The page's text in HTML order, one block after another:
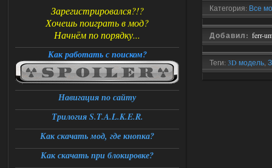
Категория: Все
Добавил: ferr-
Теги: 3D модель
Зарегистрировался?!?
Хочешь поиграть в мод?
Начнём по порядку...
Как работать с поиском?
Навигация по сайту
Трилогия S.T.A.L.K.E.R.
Как скачать мод, где кнопка?
Как скачать при блокировке?